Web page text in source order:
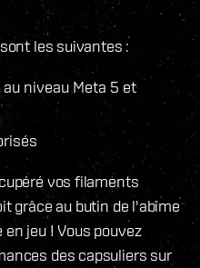
les suivantes :
niveau Meta 5 et
vos filaments
grâce au butin de l'abîme
jeu ! Vous pouvez
des capsuliers sur